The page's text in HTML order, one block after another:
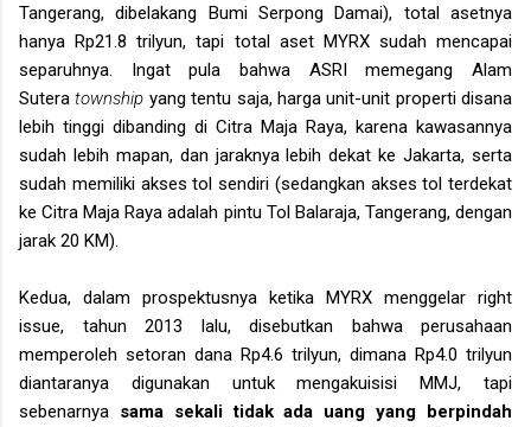
Tangerang, dibelakang Bumi Serpong Damai), total asetnya
hanya Rp21.8 trilyun, tapi total aset MYRX sudah mencapai
separuhnya. Ingat pula bahwa ASRI memegang Alam
Suteratownship yang tentu saja, harga unit-unit properti disana
lebih tinggi dibanding di Citra Maja Raya, karena kawasannya
sudah lebih mapan, dan jaraknya lebih dekat ke Jakarta, serta
sudah memiliki akses tol sendiri (sedangkan akses tol terdekat
ke Citra Maja Raya adalah pintu Tol Balaraja, Tangerang, dengan
jarak 20 KM).
Kedua, dalam prospektusnya ketika MYRX menggelar right
issue, tahun 2013 lalu, disebutkan bahwa perusahaan
memperoleh setoran dana Rp4.6 trilyun, dimana Rp4.0 trilyun
diantaranya digunakan untuk mengakuisisi MMJ, tapi
sebenarnya sama sekali tidak ada uang yang berpindah